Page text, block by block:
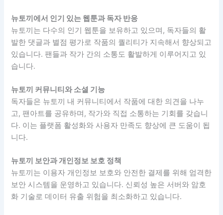
뉴토끼에서 인기 있는 웹툰과 독자 반응
뉴토끼는 다수의 인기 웹툰을 보유하고 있으며, 독자들의 활
발한 댓글과 별점 평가로 작품의 퀄리티가 지속해서 향상되고
있습니다. 팬들과 작가 간의 소통도 활발하게 이루어지고 있
습니다.
뉴토끼 커뮤니티와 소셜 기능
독자들은 뉴토끼 내 커뮤니티에서 작품에 대한 의견을 나누
고, 팬아트를 공유하며, 작가와 직접 소통하는 기회를 갖습니
다. 이는 플랫폼 활성화와 사용자 만족도 향상에 큰 도움이 됩
니다.
뉴토끼 보안과 개인정보 보호 정책
뉴토끼는 이용자 개인정보 보호와 안전한 결제를 위해 엄격한
보안 시스템을 운영하고 있습니다. 신뢰성 높은 서버와 암호
화 기술로 데이터 유출 위험을 최소화하고 있습니다.